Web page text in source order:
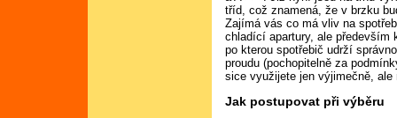
tříd, což znamená, že v brzku
Zajímá vás co má vliv na
chladící apartury, ale především
po kterou spotřebič udrží
proudu (pochopitelně za
sice využijete jen výjimečně, ale
Jak postupovat při výběru